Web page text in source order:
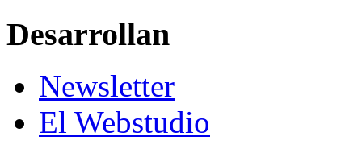
Desarrollan
Newsletter
El Webstudio